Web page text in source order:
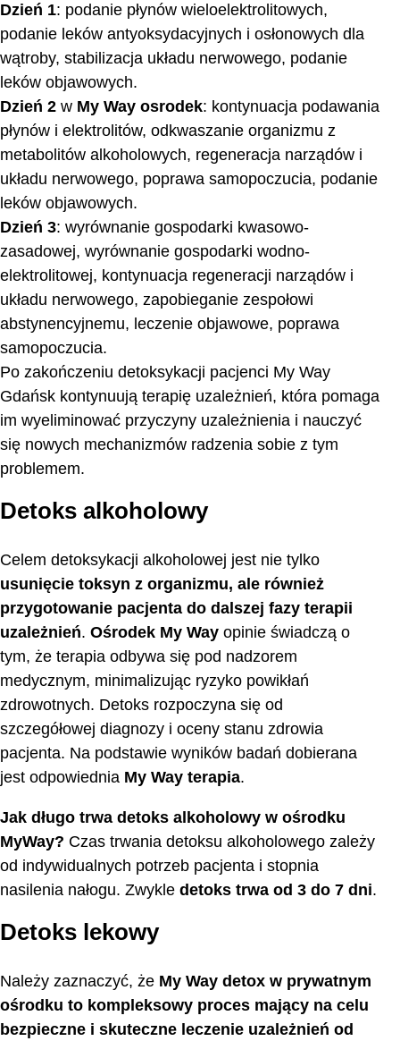
Dzień 1: podanie płynów wieloelektrolitowych,
podanie leków antyoksydacyjnych i osłonowych dla
wątroby, stabilizacja układu nerwowego, podanie
leków objawowych.
Dzień 2 w My Way osrodek: kontynuacja podawania
płynów i elektrolitów, odkwaszanie organizmu z
metabolitów alkoholowych, regeneracja narządów i
układu nerwowego, poprawa samopoczucia, podanie
leków objawowych.
Dzień 3: wyrównanie gospodarki kwasowo-
zasadowej, wyrównanie gospodarki wodno-
elektrolitowej, kontynuacja regeneracji narządów i
układu nerwowego, zapobieganie zespołowi
abstynencyjnemu, leczenie objawowe, poprawa
samopoczucia.
Po zakończeniu detoksykacji pacjenci My Way
Gdańsk kontynuują terapię uzależnień, która pomaga
im wyeliminować przyczyny uzależnienia i nauczyć
się nowych mechanizmów radzenia sobie z tym
problemem.
Detoks alkoholowy
Celem detoksykacji alkoholowej jest nie tylko
usunięcie toksyn z organizmu, ale również
przygotowanie pacjenta do dalszej fazy terapii
uzależnień. Ośrodek My Way opinie świadczą o
tym, że terapia odbywa się pod nadzorem
medycznym, minimalizując ryzyko powikłań
zdrowotnych. Detoks rozpoczyna się od
szczegółowej diagnozy i oceny stanu zdrowia
pacjenta. Na podstawie wyników badań dobierana
jest odpowiednia My Way terapia.
Jak długo trwa detoks alkoholowy w ośrodku
MyWay? Czas trwania detoksu alkoholowego zależy
od indywidualnych potrzeb pacjenta i stopnia
nasilenia nałogu. Zwykle detoks trwa od 3 do 7 dni.
Detoks lekowy
Należy zaznaczyć, że My Way detox w prywatnym
ośrodku to kompleksowy proces mający na celu
bezpieczne i skuteczne leczenie uzależnień od